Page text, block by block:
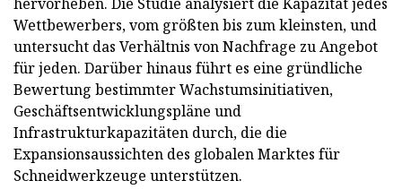
Wettbewerbers, vom größten bis zum kleinsten, und
untersucht das Verhältnis von Nachfrage zu Angebot
für jeden. Darüber hinaus führt es eine gründliche
Bewertung bestimmter Wachstumsinitiativen,
Geschäftsentwicklungspläne und
Infrastrukturkapazitäten durch, die die
Expansionsaussichten des globalen Marktes für
Schneidwerkzeuge unterstützen.